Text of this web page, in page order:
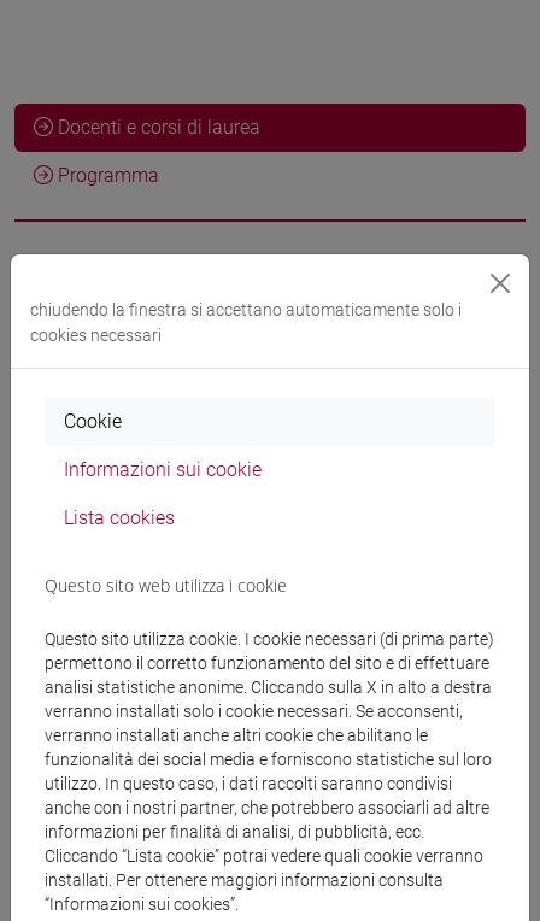
Docenti e corsi di laurea
Programma
DE VINCENTIS Stefania
Materiali didattici
Corsi di studio e percorsi
[FT1] CONSERVAZIONE E GESTIONE DEI BENI
E DELLE ATTIVITÀ CULTURALI - Laurea
storia dell'arte/tars
[FT3] LETTERE - Laurea
scienze del testo letterario e della comunicazione
[FT5] STORIA - Laurea
storico - dall'egemonia europea alla
mondializzazione / antropologico/archivistico
bibliotecario
chiudendo la finestra si accettano automaticamente solo i
cookies necessari
Cookie
Informazioni sui cookie
Lista cookies
Questo sito web utilizza i cookie
Questo sito utilizza cookie. I cookie necessari (di prima parte)
permettono il corretto funzionamento del sito e di effettuare
analisi statistiche anonime. Cliccando sulla X in alto a destra
verranno installati solo i cookie necessari. Se acconsenti,
verranno installati anche altri cookie che abilitano le
funzionalità dei social media e forniscono statistiche sul loro
utilizzo. In questo caso, i dati raccolti saranno condivisi
anche con i nostri partner, che potrebbero associarli ad altre
informazioni per finalità di analisi, di pubblicità, ecc.
Cliccando “Lista cookie” potrai vedere quali cookie verranno
installati. Per ottenere maggiori informazioni consulta
“Informazioni sui cookies”.